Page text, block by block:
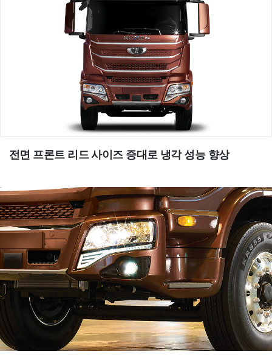
전면 프론트 리드사이즈 증대로 냉각 성능 향상